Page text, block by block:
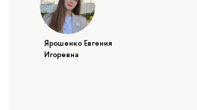
Ярошенко Евгения
Игоревна